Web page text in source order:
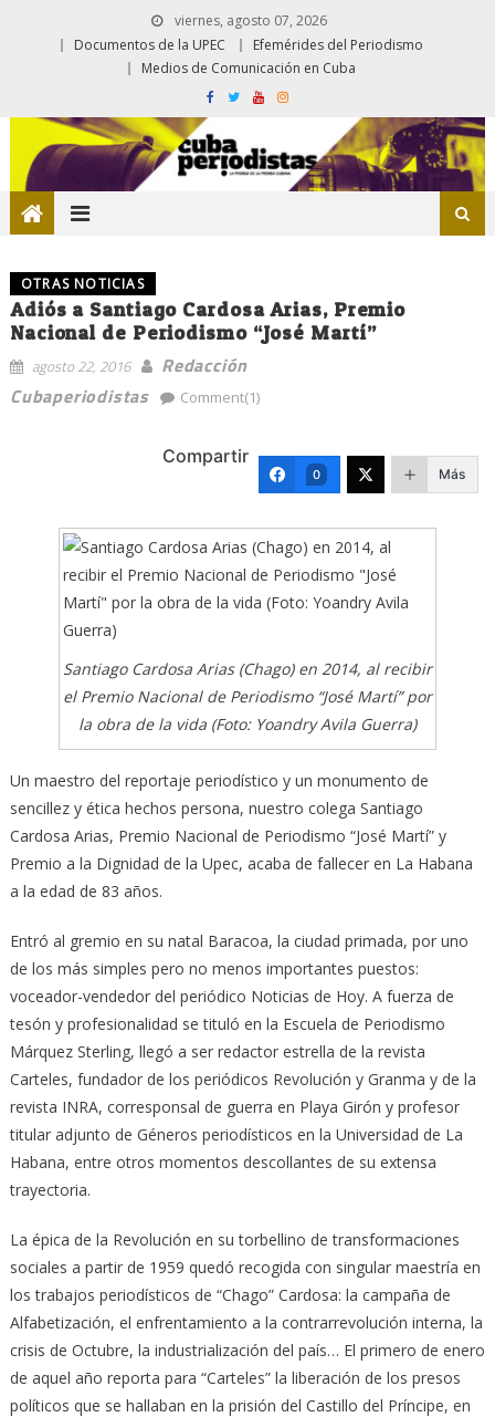
viernes, agosto 07, 2026
Documentos de la UPEC
Efemérides del Periodismo
Medios de Comunicación en Cuba
OTRAS NOTICIAS
Adiós a Santiago Cardosa Arias, Premio
Nacional de Periodismo “José Martí”
agosto 22, 2016
Redacción
Cubaperiodistas
Comment(1)
Compartir
0 Más
Santiago Cardosa Arias (Chago) en 2014, al recibir
el Premio Nacional de Periodismo “José Martí” por
la obra de la vida (Foto: Yoandry Avila Guerra)
Un maestro del reportaje periodístico y un monumento de
sencillez y ética hechos persona, nuestro colega Santiago
Cardosa Arias, Premio Nacional de Periodismo “José Martí” y
Premio a la Dignidad de la Upec, acaba de fallecer en La Habana
a la edad de 83 años.
Entró al gremio en su natal Baracoa, la ciudad primada, por uno
de los más simples pero no menos importantes puestos:
voceador-vendedor del periódico Noticias de Hoy. A fuerza de
tesón y profesionalidad se tituló en la Escuela de Periodismo
Márquez Sterling, llegó a ser redactor estrella de la revista
Carteles, fundador de los periódicos Revolución y Granma y de la
revista INRA, corresponsal de guerra en Playa Girón y profesor
titular adjunto de Géneros periodísticos en la Universidad de La
Habana, entre otros momentos descollantes de su extensa
trayectoria.
La épica de la Revolución en su torbellino de transformaciones
sociales a partir de 1959 quedó recogida con singular maestría en
los trabajos periodísticos de “Chago” Cardosa: la campaña de
Alfabetización, el enfrentamiento a la contrarrevolución interna, la
crisis de Octubre, la industrialización del país… El primero de enero
de aquel año reporta para “Carteles” la liberación de los presos
políticos que se hallaban en la prisión del Castillo del Príncipe, en